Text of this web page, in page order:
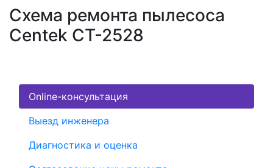
Схема ремонта пылесоса
Centek CT-2528
Online-консультация
Выезд инженера
Диагностика и оценка